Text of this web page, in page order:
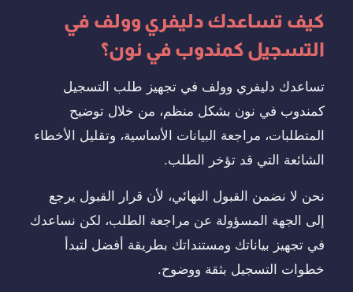
كيف تساعدك دليفري وولف في
التسجيل كمندوب في نون؟
تساعدك دليفري وولف في تجهيز طلب التسجيل
كمندوب في نون بشكل منظم، من خلال توضيح
المتطلبات، مراجعة البيانات الأساسية، وتقليل الأخطاء
الشائعة التي قد تؤخر الطلب.
نحن لا نضمن القبول النهائي، لأن قرار القبول يرجع
إلى الجهة المسؤولة عن مراجعة الطلب، لكن نساعدك
في تجهيز بياناتك ومستنداتك بطريقة أفضل لتبدأ
خطوات التسجيل بثقة ووضوح.